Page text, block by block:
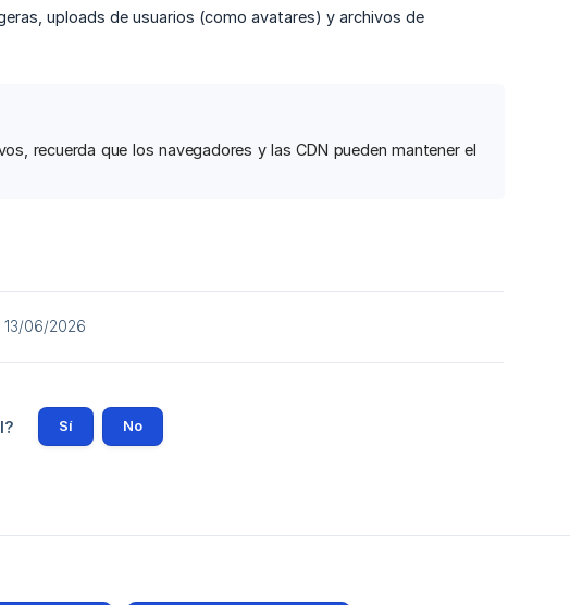
uploads de usuarios (como avatares) y archivos de
recuerda que los navegadores y las CDN pueden mantener el
13/06/2026
Sí No